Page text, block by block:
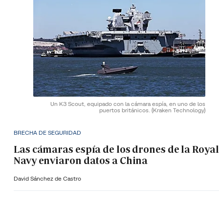
Un K3 Scout, equipado con la cámara espía, en uno de los
puertos británicos. (Kraken Technology)
BRECHA DE SEGURIDAD
Las cámaras espía de los drones de la Royal
Navy enviaron datos a China
David Sánchez de Castro